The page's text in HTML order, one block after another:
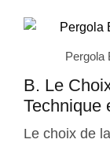
Pergola
B. Le
Technique
Le choix de